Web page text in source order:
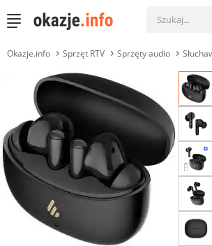
Okazje.info Sprzęt RTV Sprzęty audio